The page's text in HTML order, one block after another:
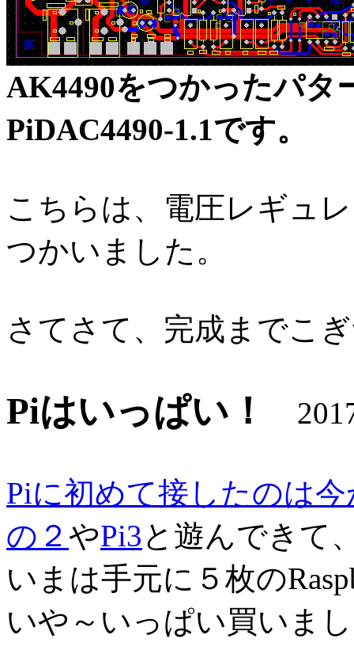
AK4490をつかったパタ
PiDAC4490-1.1です。
こちらは、電圧レギュ
つかいました。
さてさて、完成までこ
Piはいっぱい！
Piに初めて接したのは
の２ やPi3と遊んできて
いまは手元に５枚の
いや～いっぱい買いま